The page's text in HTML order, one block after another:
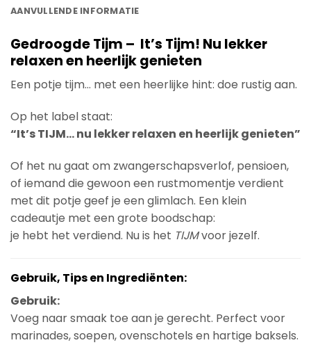
AANVULLENDE INFORMATIE
Gedroogde Tijm – It’s Tijm! Nu lekker
relaxen en heerlijk genieten
Een potje tijm… met een heerlijke hint: doe rustig aan.
Op het label staat:
“It’s TIJM… nu lekker relaxen en heerlijk genieten”
Of het nu gaat om zwangerschapsverlof, pensioen,
of iemand die gewoon een rustmomentje verdient
met dit potje geef je een glimlach. Een klein
cadeautje met een grote boodschap:
je hebt het verdiend. Nu is het TIJMvoor jezelf.
Gebruik, Tips en Ingrediënten:
Gebruik:
Voeg naar smaak toe aan je gerecht. Perfect voor
marinades, soepen, ovenschotels en hartige baksels.